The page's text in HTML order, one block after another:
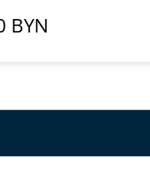
BYN